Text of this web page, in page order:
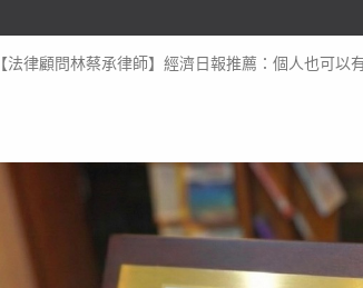
【法律顧問林蔡承律師】經濟日報推薦：個人也可以